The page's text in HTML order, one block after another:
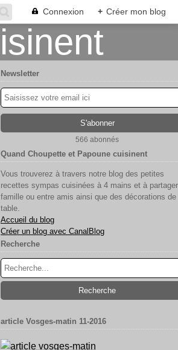
Connexion + Créer mon blog
Newsletter
566 abonnés
Quand Choupette et Papoune cuisinent
Vous trouverez à travers notre blog des petites
recettes sympas cuisinées à 4 mains et à
famille ou entre amis ainsi que des décorations de
table.
Accueil du blog
Créer un blog avec CanalBlog
Recherche
article Vosges-matin 11-2016